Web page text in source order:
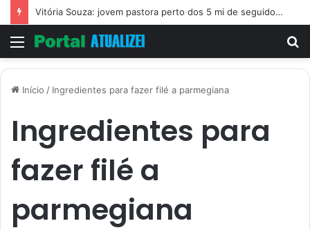
Vitória Souza: jovem pastora perto dos 5 mi de seguidores na web
Menu
Início / Ingredientes para fazer filé a parmegiana
Ingredientes para
fazer filé a
parmegiana